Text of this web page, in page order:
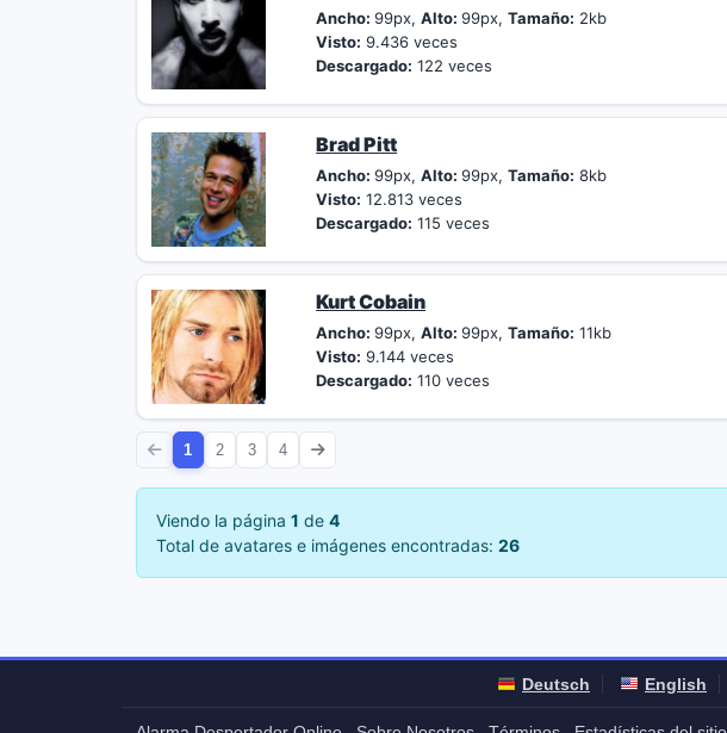
Ancho:99px,Alto:99px,Tamaño: 2kb
Visto: 9.436 veces
Descargado: 122 veces
Brad Pitt
Ancho:99px,Alto:99px,Tamaño: 8kb
Visto: 12.813 veces
Descargado: 115 veces
Kurt Cobain
Ancho:99px,Alto:99px,Tamaño: 11kb
Visto: 9.144 veces
Descargado: 110 veces
1 2 3 4
Viendo la página 1 de 4
Total de avatares e imágenes encontradas: 26
Deutsch English